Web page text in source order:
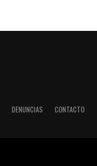
DENUNCIAS CONTACTO